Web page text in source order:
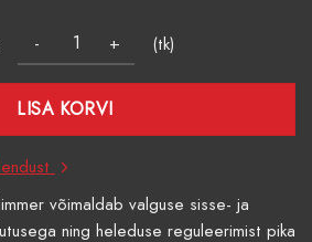
(tk)
LISA KORVI
võimaldab valguse sisse- ja
ning heleduse reguleerimist pika